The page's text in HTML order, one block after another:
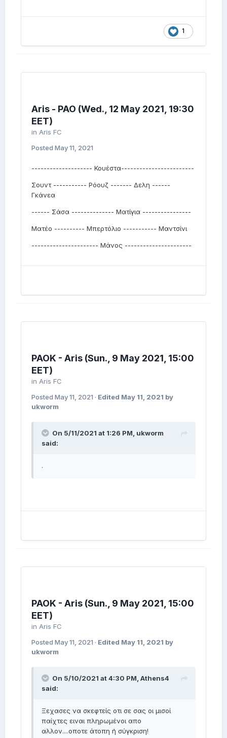
1
Aris - PAO (Wed., 12 May 2021, 19:30
EET)
in Aris FC
Posted May 11, 2021
-------------------- Κουέστα------------------------
Σουντ ----------- Ρόουζ ------- Δελη ------
Γκάνεα
------ Σάσα -------------- Ματίγια ----------------
Ματέο ---------- Μπερτόλιο ----------- Μαντσίνι
---------------------- Μάνος ----------------------
PAOK - Aris (Sun., 9 May 2021, 15:00
EET)
in Aris FC
Posted May 11, 2021 · Edited May 11, 2021 by
ukworm
On 5/11/2021 at 1:26 PM, ukworm
said:
.
PAOK - Aris (Sun., 9 May 2021, 15:00
EET)
in Aris FC
Posted May 11, 2021 · Edited May 11, 2021 by
ukworm
On 5/10/2021 at 4:30 PM, Athens4
said:
Ξεχασες να σκεφτείς οτι σε σας οι μισοί
παίχτες ειναι πληρωμένοι απο
αλλον....οποτε άτοπη ή σύγκριση!